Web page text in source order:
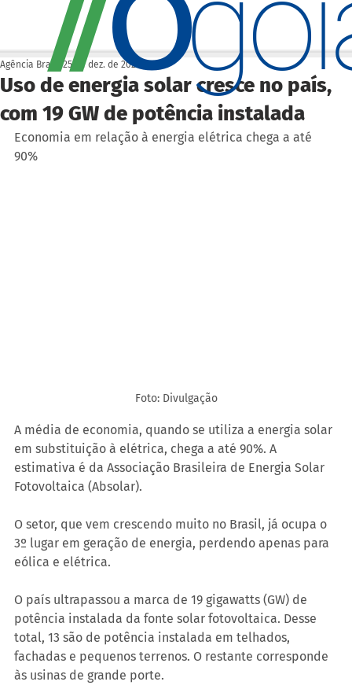
Uso de energia solar cresce no país,
com 19 GW de potência instalada
Agência Brasil 25 de dez. de 2022
Economia em relação à energia elétrica chega a até
90%
Foto: Divulgação
A média de economia, quando se utiliza a energia solar
em substituição à elétrica, chega a até 90%. A
estimativa é da Associação Brasileira de Energia Solar
Fotovoltaica (Absolar).
O setor, que vem crescendo muito no Brasil, já ocupa o
3º lugar em geração de energia, perdendo apenas para
eólica e elétrica.
O país ultrapassou a marca de 19 gigawatts (GW) de
potência instalada da fonte solar fotovoltaica. Desse
total, 13 são de potência instalada em telhados,
fachadas e pequenos terrenos. O restante corresponde
às usinas de grande porte.